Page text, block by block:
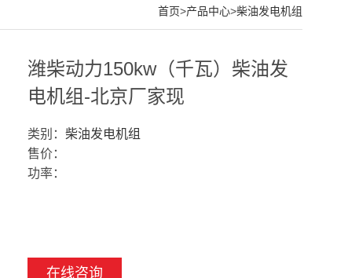
首页>产品中心>柴油发电机组
潍柴动力150kw（千瓦）柴油发
电机组-北京厂家现
类别： 柴油发电机组
售价：
功率：
在线咨询